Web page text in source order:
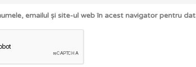
emailul și site-ul web în acest navigator pentru